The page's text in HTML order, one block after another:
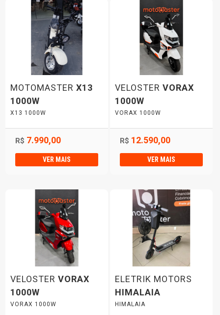
MOTOMASTER X13
1000W
X13 1000W
R$ 7.990,00
VER MAIS
VELOSTERVORAX
1000W
VORAX 1000W
R$ 12.590,00
VER MAIS
VELOSTER VORAX
1000W
VORAX 1000W
ELETRIK MOTORS
HIMALAIA
HIMALAIA